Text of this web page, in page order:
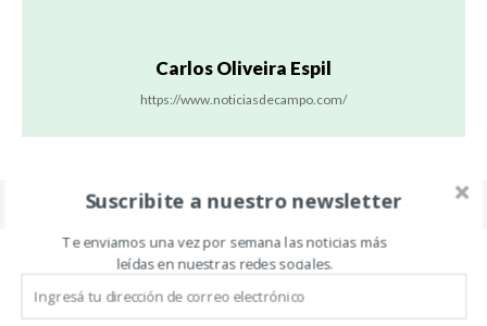
Carlos Oliveira Espil
https://www.noticiasdecampo.com/
Related Articles
Suscribite a nuestro newsletter
Te enviamos una vez por semana las noticias más
leídas en nuestras redes sociales.